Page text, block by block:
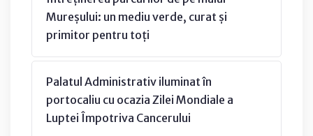
Mureșului: un mediu verde, curat și
primitor pentru toți
Palatul Administrativ iluminat în
portocaliu cu ocazia Zilei Mondiale a
Luptei Împotriva Cancerului